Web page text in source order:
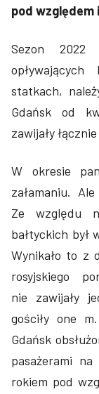
pod względem
Sezon 2022
statkach,
Gdańsk od
zawijały
W okresie
załamaniu.
Ze względu
bałtyckich był
Wynikało to z
rosyjskiego
nie zawijały
gościły one
Gdańsk
pasażerami na
rokiem pod